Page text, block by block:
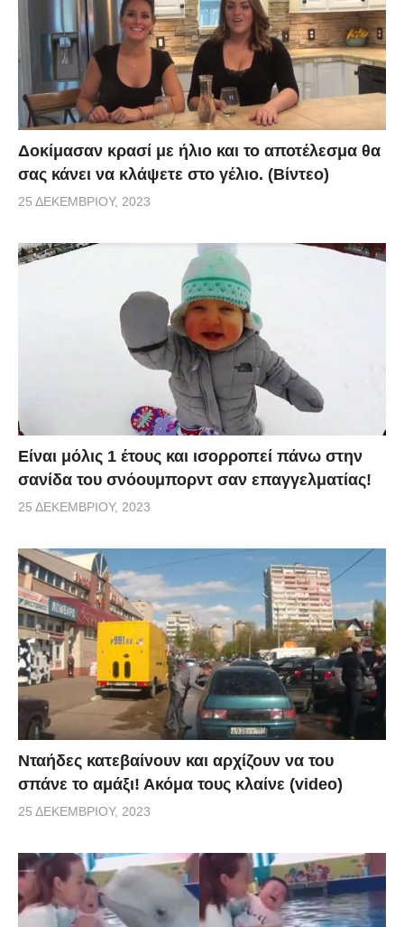
Δοκίμασαν κρασί με ήλιο και το αποτέλεσμα θα
σας κάνει να κλάψετε στο γέλιο. (Βίντεο)
25 ΔΕΚΕΜΒΡΊΟΥ, 2023
Είναι μόλις 1 έτους και ισορροπεί πάνω στην
σανίδα του σνόουμπορντ σαν επαγγελματίας!
25 ΔΕΚΕΜΒΡΊΟΥ, 2023
Νταήδες κατεβαίνουν και αρχίζουν να του
σπάνε το αμάξι! Ακόμα τους κλαίνε (video)
25 ΔΕΚΕΜΒΡΊΟΥ, 2023